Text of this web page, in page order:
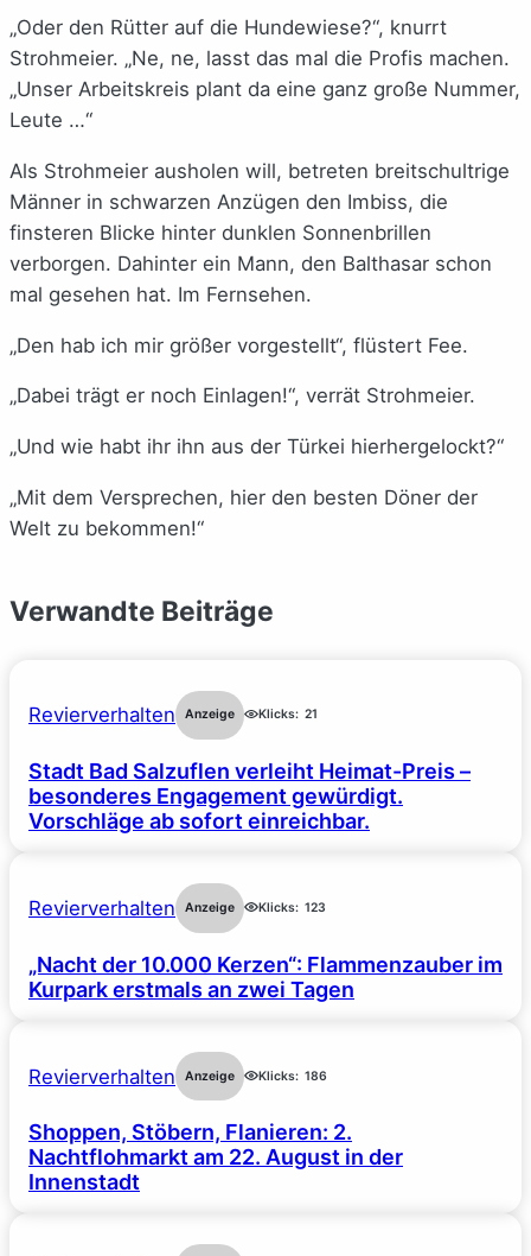
„Oder den Rütter auf die Hundewiese?“, knurrt
Strohmeier. „Ne, ne, lasst das mal die Profis machen.
„Unser Arbeitskreis plant da eine ganz große Nummer,
Leute …“
Als Strohmeier ausholen will, betreten breitschultrige
Männer in schwarzen Anzügen den Imbiss, die
finsteren Blicke hinter dunklen Sonnenbrillen
verborgen. Dahinter ein Mann, den Balthasar schon
mal gesehen hat. Im Fernsehen.
„Den hab ich mir größer vorgestellt“, flüstert Fee.
„Dabei trägt er noch Einlagen!“, verrät Strohmeier.
„Und wie habt ihr ihn aus der Türkei hierhergelockt?“
„Mit dem Versprechen, hier den besten Döner der
Welt zu bekommen!“
Verwandte Beiträge
Revierverhalten Anzeige Klicks: 21
Stadt Bad Salzuflen verleiht Heimat-Preis –
besonderes Engagement gewürdigt.
Vorschläge ab sofort einreichbar.
Revierverhalten Anzeige Klicks: 123
„Nacht der 10.000 Kerzen“: Flammenzauber im
Kurpark erstmals an zwei Tagen
Revierverhalten Anzeige Klicks: 186
Shoppen, Stöbern, Flanieren: 2.
Nachtflohmarkt am 22. August in der
Innenstadt